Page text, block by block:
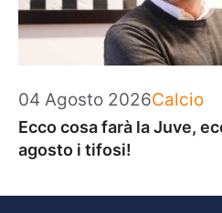
04 Agosto 2026Categorie
Calcio
Ecco cosa farà la Juve,
agosto i tifosi!